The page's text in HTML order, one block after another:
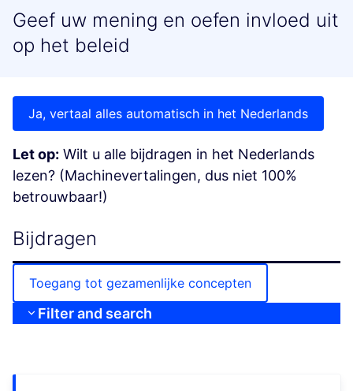
Geef uw mening en oefen invloed uit
op het beleid
Ja, vertaal alles automatisch in het Nederlands
Let op: Wilt u alle bijdragen in het Nederlands
lezen? (Machinevertalingen, dus niet 100%
betrouwbaar!)
Bijdragen
Toegang tot gezamenlijke concepten
Filter and search